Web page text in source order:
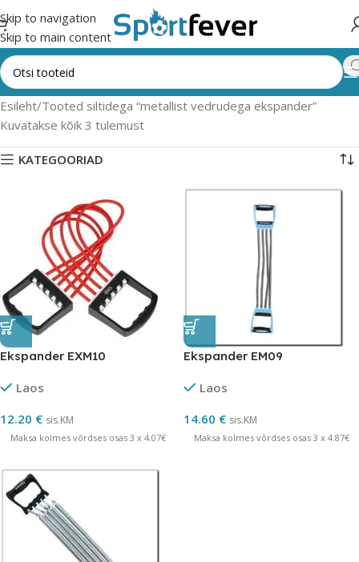
Skip to navigation
Skip to main content
Esileht Tooted siltidega “metallist vedrudega ekspander”
Kuvatakse kõik 3 tulemust
KATEGOORIAD
Ekspander EXM10
Laos
12.20 € sis.KM
Maksa kolmes võrdses osas 3 x 4.07€
Ekspander EM09
Laos
14.60 € sis.KM
Maksa kolmes võrdses osas 3 x 4.87€